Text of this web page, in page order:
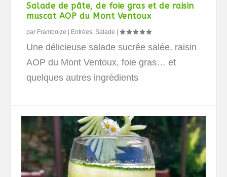
Salade de pâte, de foie gras et de raisin
muscat AOP du Mont Ventoux
par Framboize | Entrées ,Salade |
Une délicieuse salade sucrée salée, raisin
AOP du Mont Ventoux, foie gras… et
quelques autres ingrédients